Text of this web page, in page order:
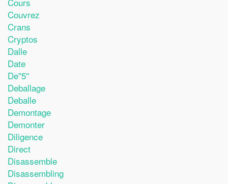
Couvrez
Crans
Cryptos
Dalle
Date
De''5''
Deballage
Deballe
Demontage
Demonter
Diligence
Direct
Disassemble
Disassembling